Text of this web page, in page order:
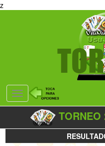
z
Desplegar
navegación